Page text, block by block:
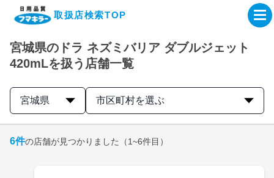
取扱店検索TOP
企業・IR情報サイト
製品情報サイト
宮城県のドラ ネズミバリア ダブルジェット
420mLを扱う店舗一覧
宮城県 市区町村を選ぶ
6件の店舗が見つかりました （1~6件目）